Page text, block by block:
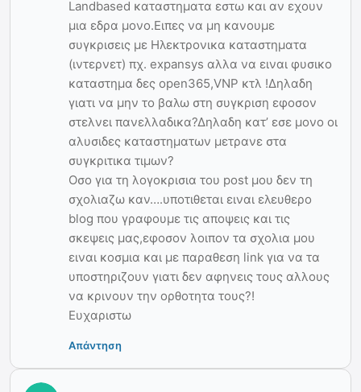
Landbased καταστηματα εστω και αν εχουν
μια εδρα μονο.Ειπες να μη κανουμε
συγκρισεις με Ηλεκτρονικα καταστηματα
(ιντερνετ) πχ. expansys αλλα να ειναι φυσικο
καταστημα δες open365,VNP κτλ !Δηλαδη
γιατι να μην το βαλω στη συγκριση εφοσον
στελνει πανελλαδικα?Δηλαδη κατ’ εσε μονο οι
αλυσιδες καταστηματων μετρανε στα
συγκριτικα τιμων?
Οσο για τη λογοκρισια του post μου δεν τη
σχολιαζω καν….υποτιθεται ειναι ελευθερο
blog που γραφουμε τις αποψεις και τις
σκεψεις μας,εφοσον λοιπον τα σχολια μου
ειναι κοσμια και με παραθεση link για να τα
υποστηριζουν γιατι δεν αφηνεις τους αλλους
να κρινουν την ορθοτητα τους?!
Ευχαριστω
Απάντηση